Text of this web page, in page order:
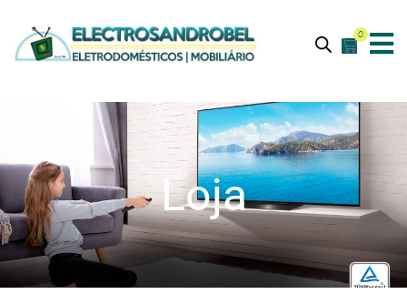
0
Loja